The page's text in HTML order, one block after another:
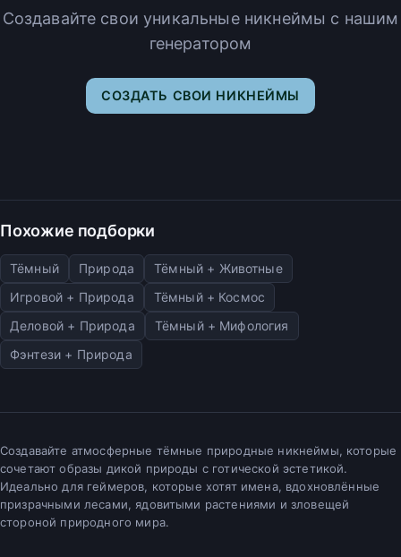
Создавайте свои уникальные никнеймы с нашим
генератором
СОЗДАТЬ СВОИ НИКНЕЙМЫ
Похожие подборки
Тёмный Природа
Тёмный + Животные
Игровой + Природа
Тёмный + Космос
Деловой + Природа
Тёмный + Мифология
Фэнтези + Природа
Создавайте атмосферные тёмные природные никнеймы, которые
сочетают образы дикой природы с готической эстетикой.
Идеально для геймеров, которые хотят имена, вдохновлённые
призрачными лесами, ядовитыми растениями и зловещей
стороной природного мира.